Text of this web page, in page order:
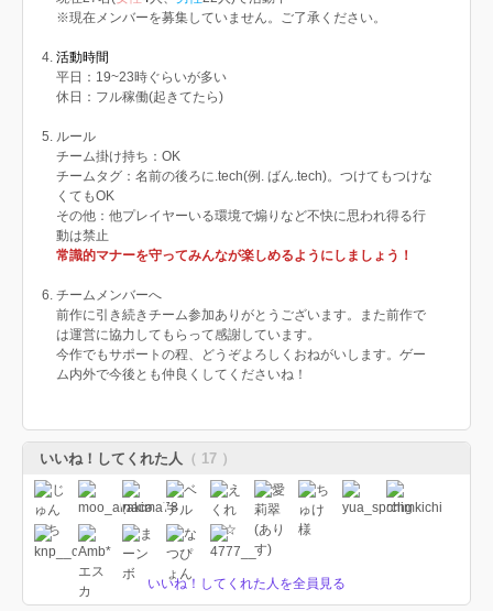
※現在メンバーを募集していません。ご了承ください。
活動時間
平日：19~23時ぐらいが多い
休日：フル稼働(起きてたら)
ルール
チーム掛け持ち：OK
チームタグ：名前の後ろに.tech(例. ばん.tech)。つけてもつけな
くてもOK
その他：他プレイヤーいる環境で煽りなど不快に思われ得る行
動は禁止
常識的マナーを守ってみんなが楽しめるようにしましょう！
チームメンバーへ
前作に引き続きチーム参加ありがとうございます。また前作で
は運営に協力してもらって感謝しています。
今作でもサポートの程、どうぞよろしくおねがいします。ゲー
ム内外で今後とも仲良くしてくださいね！
いいね！してくれた人 （ 17 ）
いいね！してくれた人を全員見る